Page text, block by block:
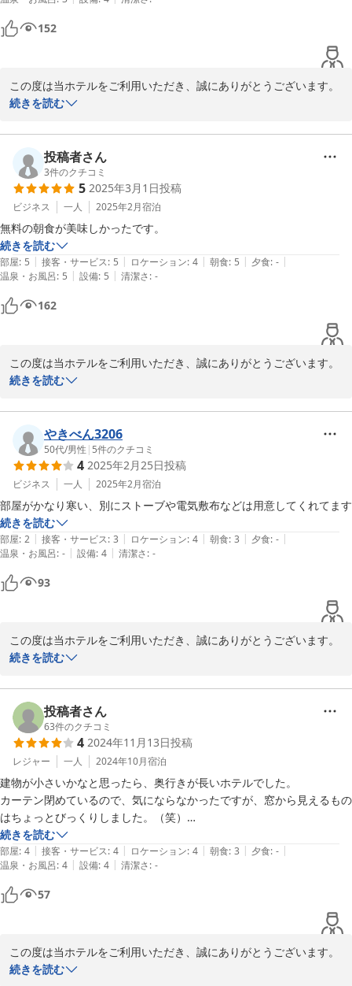
152
この度は当ホテルをご利用いただき、誠にありがとうございます。
満足いただけた様子が伺え、大変嬉しく思っております。雨の日で
も駐車場が近くて助かったとのこと、何よりでございました。
「また郡山に来たときは利用したい」という温かいお言葉は、私ど
もにとって最大の励みとなります。次回郡山へお越しの際にも、ぜ
ひ当ホテルをお選びいただけますと幸いです。
セントラルホテル＜福島県＞
2026-05-25
続きを読む
投稿者さん
3件のクチコミ
5 2025年3月1日投稿
ビジネス 一人 2025年2月宿泊
無料の朝食が美味しかったです。
続きを読む
部屋: 5 | 接客・サービス: 5 | ロケーション: 4 | 朝食: 5 | 夕食: - |
温泉・お風呂: 5 | 設備: 5 | 清潔さ: -
162
この度は当ホテルをご利用いただき、誠にありがとうございます。
なります。今後もお客様に喜んでいただけるサービスを提供できる
よう努めてまいります。
セントラルホテル＜福島県＞
2026-05-25
続きを読む
やきべん3206
50代/男性 | 5件のクチコミ
4 2025年2月25日投稿
ビジネス 一人 2025年2月宿泊
部屋がかなり寒い、別にストーブや電気敷布などは用意してくれてます
続きを読む
部屋: 2 | 接客・サービス: 3 | ロケーション: 4 | 朝食: 3 | 夕食: - |
温泉・お風呂: - | 設備: 4 | 清潔さ: -
93
この度は当ホテルをご利用いただき、誠にありがとうございます。
深くお詫び申し上げます。そのような中、ストーブや電気敷布の対
応について温かいお言葉をいただき、大変恐縮でございます。
今後はより快適にお過ごしいただけるよう努めてまいります。また
セントラルホテル＜福島県＞
2026-05-25
続きを読む
投稿者さん
63件のクチコミ
4 2024年11月13日投稿
レジャー 一人 2024年10月宿泊
建物が小さいかなと思ったら、奥行きが長いホテルでした。
カーテン閉めているので、気にならなかったですが、窓から見えるもの
はちょっとびっくりしました。（笑）
続きを読む
部屋: 4 | 接客・サービス: 4 | ロケーション: 4 | 朝食: 3 | 夕食: - |
温泉・お風呂: 4 | 設備: 4 | 清潔さ: -
57
この度は当ホテルをご利用いただき、誠にありがとうございます。
続きを読む